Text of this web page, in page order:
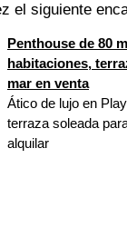
el siguiente
Penthouse de 80
habitaciones,
mar en venta
Ático de lujo en
terraza soleada
alquilar